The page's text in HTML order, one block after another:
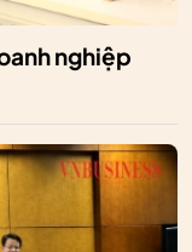
nghiệp